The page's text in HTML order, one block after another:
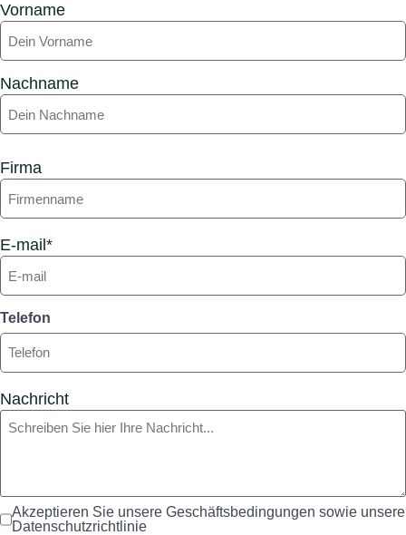
Vorname
Nachname
Firma
E-mail*
Telefon
Nachricht
Akzeptieren Sie unsere Geschäftsbedingungen sowie unsere
Datenschutzrichtlinie